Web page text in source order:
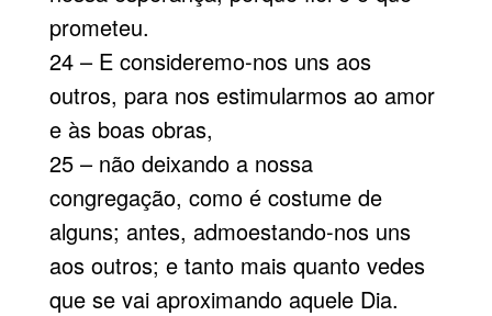
prometeu.
24 – E consideremo-nos uns aos
outros, para nos estimularmos ao amor
e às boas obras,
25 – não deixando a nossa
congregação, como é costume de
alguns; antes, admoestando-nos uns
aos outros; e tanto mais quanto vedes
que se vai aproximando aquele Dia.